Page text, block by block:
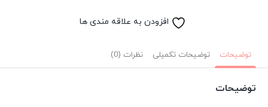
افزودن به علاقه مندی ها
توضیحات توضیحات تکمیلی نظرات (0)
توضیحات